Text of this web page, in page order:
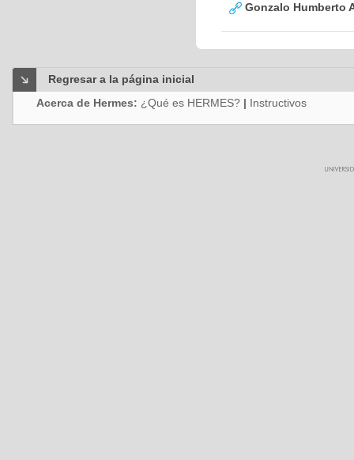
Gonzalo Humberto
Regresar a la página inicial
Acerca de Hermes: ¿Qué es HERMES? | Instructivos